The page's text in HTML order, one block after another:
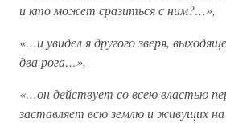
и кто может сразиться с ним?…»,
«…и увидел я другого зверя,
два рога…»,
«…он действует со всею властью
заставляет всю землю и живущих на